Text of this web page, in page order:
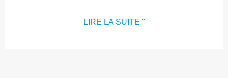
LIRE LA SUITE "